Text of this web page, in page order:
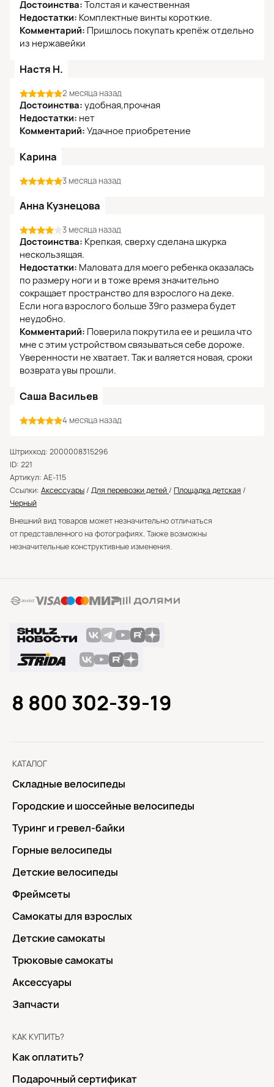
Достоинства: Толстая и качественная
Недостатки: Комплектные винты короткие.
Комментарий: Пришлось покупать крепёж отдельно
из нержавейки
Настя Н.
2 месяца назад
Достоинства: удобная,прочная
Недостатки: нет
Комментарий: Удачное приобретение
Карина
3 месяца назад
Анна Кузнецова
3 месяца назад
Достоинства: Крепкая, сверху сделана шкурка
нескользящая.
Недостатки: Маловата для моего ребенка оказалась
по размеру ноги и в тоже время значительно
сокращает пространство для взрослого на деке.
Если нога взрослого больше 39го размера будет
неудобно.
Комментарий: Поверила покрутила ее и решила что
мне с этим устройством связываться себе дороже.
Уверенности не хватает. Так и валяется новая, сроки
возврата увы прошли.
Саша Васильев
4 месяца назад
Штрихкод: 2000008315296
ID: 221
Артикул: AE-115
Ссылки: Аксессуары / Для перевозки детей / Площадка детская /
Черный
Внешний вид товаров может незначительно отличаться
от представленного на фотографиях. Также возможны
незначительные конструктивные изменения.
КАТАЛОГ
Складные велосипеды
Городские и шоссейные велосипеды
Туринг и гревел-байки
Горные велосипеды
Детские велосипеды
Фреймсеты
Самокаты для взрослых
Детские самокаты
Трюковые самокаты
Аксессуары
Запчасти
КАК КУПИТЬ?
Как оплатить?
Подарочный сертификат
8 800 302-39-19